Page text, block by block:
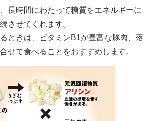
長時間にわたって糖質をエネルギーに
させてくれます。
ときは、ビタミンB1が豊富な豚肉、落
せて食べることをおすすめします。